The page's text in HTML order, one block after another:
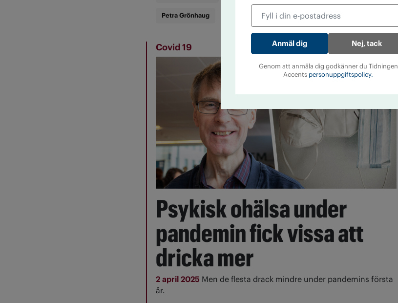
Petra Grönhaug
Covid 19
Psykisk ohälsa under
pandemin fick vissa att
dricka mer
2 april 2025 Men de flesta drack mindre under pandemins första
år.
Nej, tack
Genom att anmäla dig godkänner du Tidningen
Accents personuppgiftspolicy.